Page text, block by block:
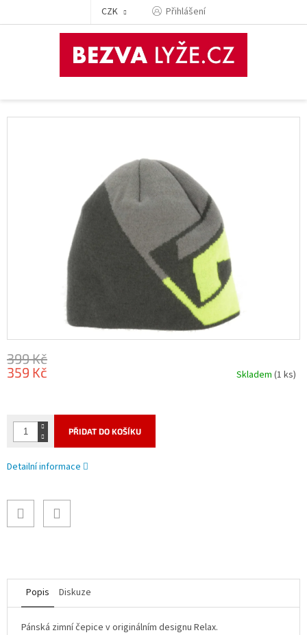
CZK Přihlášení
399 Kč
359 Kč
Skladem(1 ks)
PŘIDAT DO KOŠÍKU
Detailní informace
Popis Diskuze
Pánská zimní čepice v originálním designu Relax.